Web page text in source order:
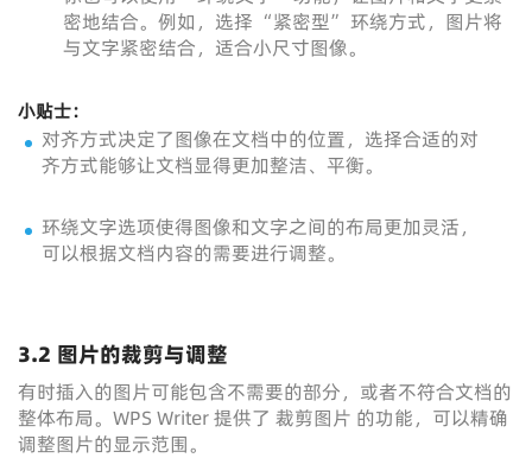
密地结合。例如，选择 “紧密型” 环绕方式，图片将
与文字紧密结合，适合小尺寸图像。
小贴士：
对齐方式决定了图像在文档中的位置，选择合适的对
齐方式能够让文档显得更加整洁、平衡。
环绕文字选项使得图像和文字之间的布局更加灵活，
可以根据文档内容的需要进行调整。
3.2 图片的裁剪与调整
有时插入的图片可能包含不需要的部分，或者不符合文档的
整体布局。WPS Writer 提供了 裁剪图片 的功能，可以精确
调整图片的显示范围。